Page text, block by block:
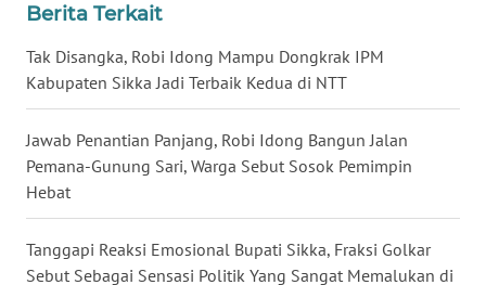
Berita Terkait
Tak Disangka, Robi Idong Mampu Dongkrak IPM
Kabupaten Sikka Jadi Terbaik Kedua di NTT
Jawab Penantian Panjang, Robi Idong Bangun Jalan
Pemana-Gunung Sari, Warga Sebut Sosok Pemimpin
Hebat
Tanggapi Reaksi Emosional Bupati Sikka, Fraksi Golkar
Sebut Sebagai Sensasi Politik Yang Sangat Memalukan di
WN
KALTENG
WN
KALTARA
WN
KALSEL